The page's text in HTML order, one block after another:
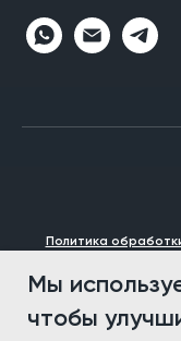
Политика
Мы
чтобы